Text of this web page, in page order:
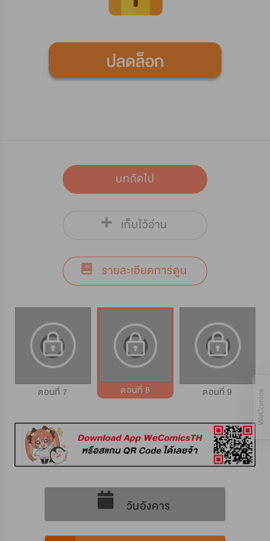
บทถัดไป
เก็บไว้อ่าน
รายละเอียดการ์ตูน
ตอนที่ 7 ตอนที่ 8 ตอนที่ 9
วันอังคาร